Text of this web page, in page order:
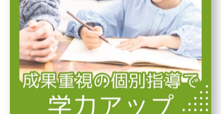
< 前のページ 一覧に戻る 次のページ >
関連タグ
#豊中市 #中学生 #不登校
#個別指導塾